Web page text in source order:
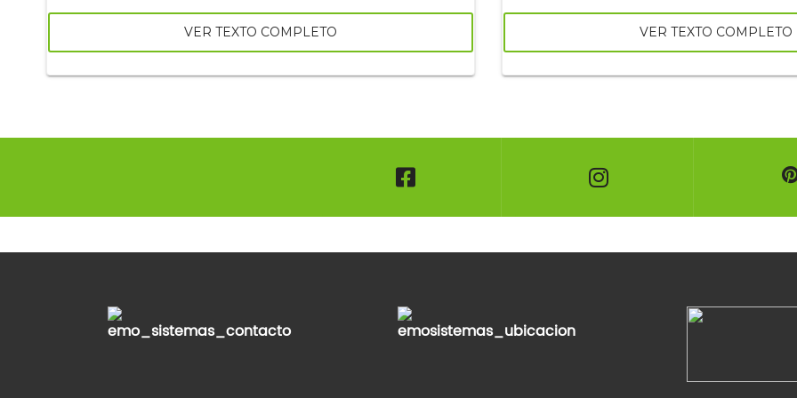
VER TEXTO COMPLETO VER TEXTO COMPLETO